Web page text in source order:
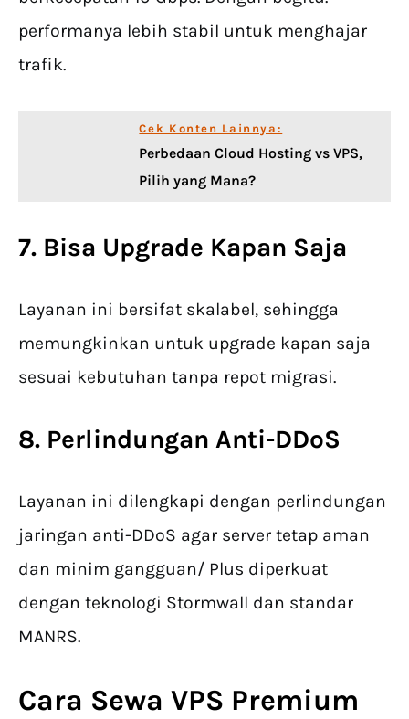
performanya lebih stabil untuk menghajar
trafik.
Cek Konten Lainnya:
Perbedaan Cloud Hosting vs VPS,
Pilih yang Mana?
7. Bisa Upgrade Kapan Saja
Layanan ini bersifat skalabel, sehingga
memungkinkan untuk upgrade kapan saja
sesuai kebutuhan tanpa repot migrasi.
8. Perlindungan Anti-DDoS
Layanan ini dilengkapi dengan perlindungan
jaringan anti-DDoS agar server tetap aman
dan minim gangguan/ Plus diperkuat
dengan teknologi Stormwall dan standar
MANRS.
Cara Sewa VPS Premium